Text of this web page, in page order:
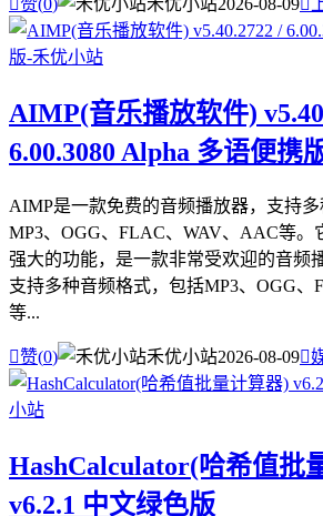
AIMP(音乐播放软件)
6.00.3080 Alpha 多语便携
AIMP是一款免费的音频播放器，支持
MP3、OGG、FLAC、WAV、AAC等。
强大的功能，是一款非常受欢迎的音频
支持多种音频格式，包括MP3、OGG、
等...
赞(0) 禾优小站2026-08-09
HashCalculator(哈希值批
v6.2.1 中文绿色版